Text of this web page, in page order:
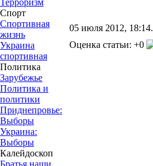
Терроризм
Спорт
Спортивная
жизнь
Украина
спортивная
Политика
Зарубежье
Политика и
политики
Приднепровье:
Выборы
Украина:
Выборы
Калейдоскоп
Братья наши
05 июля 2012, 18:14.
Оценка статьи: +0